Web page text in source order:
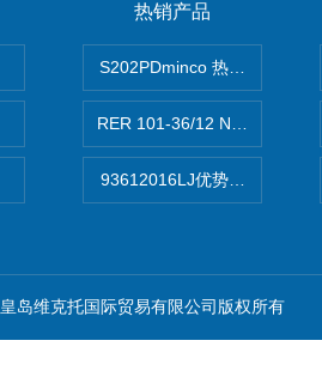
热销产品
S202PDminco 热电阻
RER 101-36/12 NHH离心
93612016LJ优势供应美国
岛维克托国际贸易有限公司版权所有